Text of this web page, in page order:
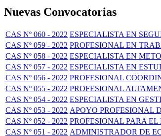
Nuevas Convocatorias
CAS Nº 060 - 2022 ESPECIALISTA EN
CAS Nº 059 - 2022 PROFESIONAL EN
CAS Nº 058 - 2022 ESPECIALISTA EN
CAS Nº 057 - 2022 ESPECIALISTA EN
CAS Nº 056 - 2022 PROFESIONAL
CAS Nº 055 - 2022 PROFESIONAL
CAS Nº 054 - 2022 ESPECIALISTA EN
CAS Nº 053 - 2022 APOYO PROFESIONAL
CAS Nº 052 - 2022 PROFESIONAL PARA
CAS Nº 051 - 2022 ADMINISTRADOR DE